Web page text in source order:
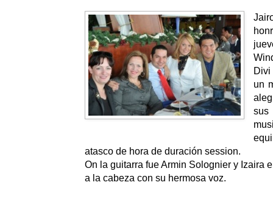
un
sus
atasco de hora de duración session.
On la guitarra fue Armin Solognier y Izaira
a la cabeza con su hermosa voz.